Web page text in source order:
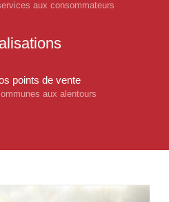
aux consommateurs
points de vente
aux alentours